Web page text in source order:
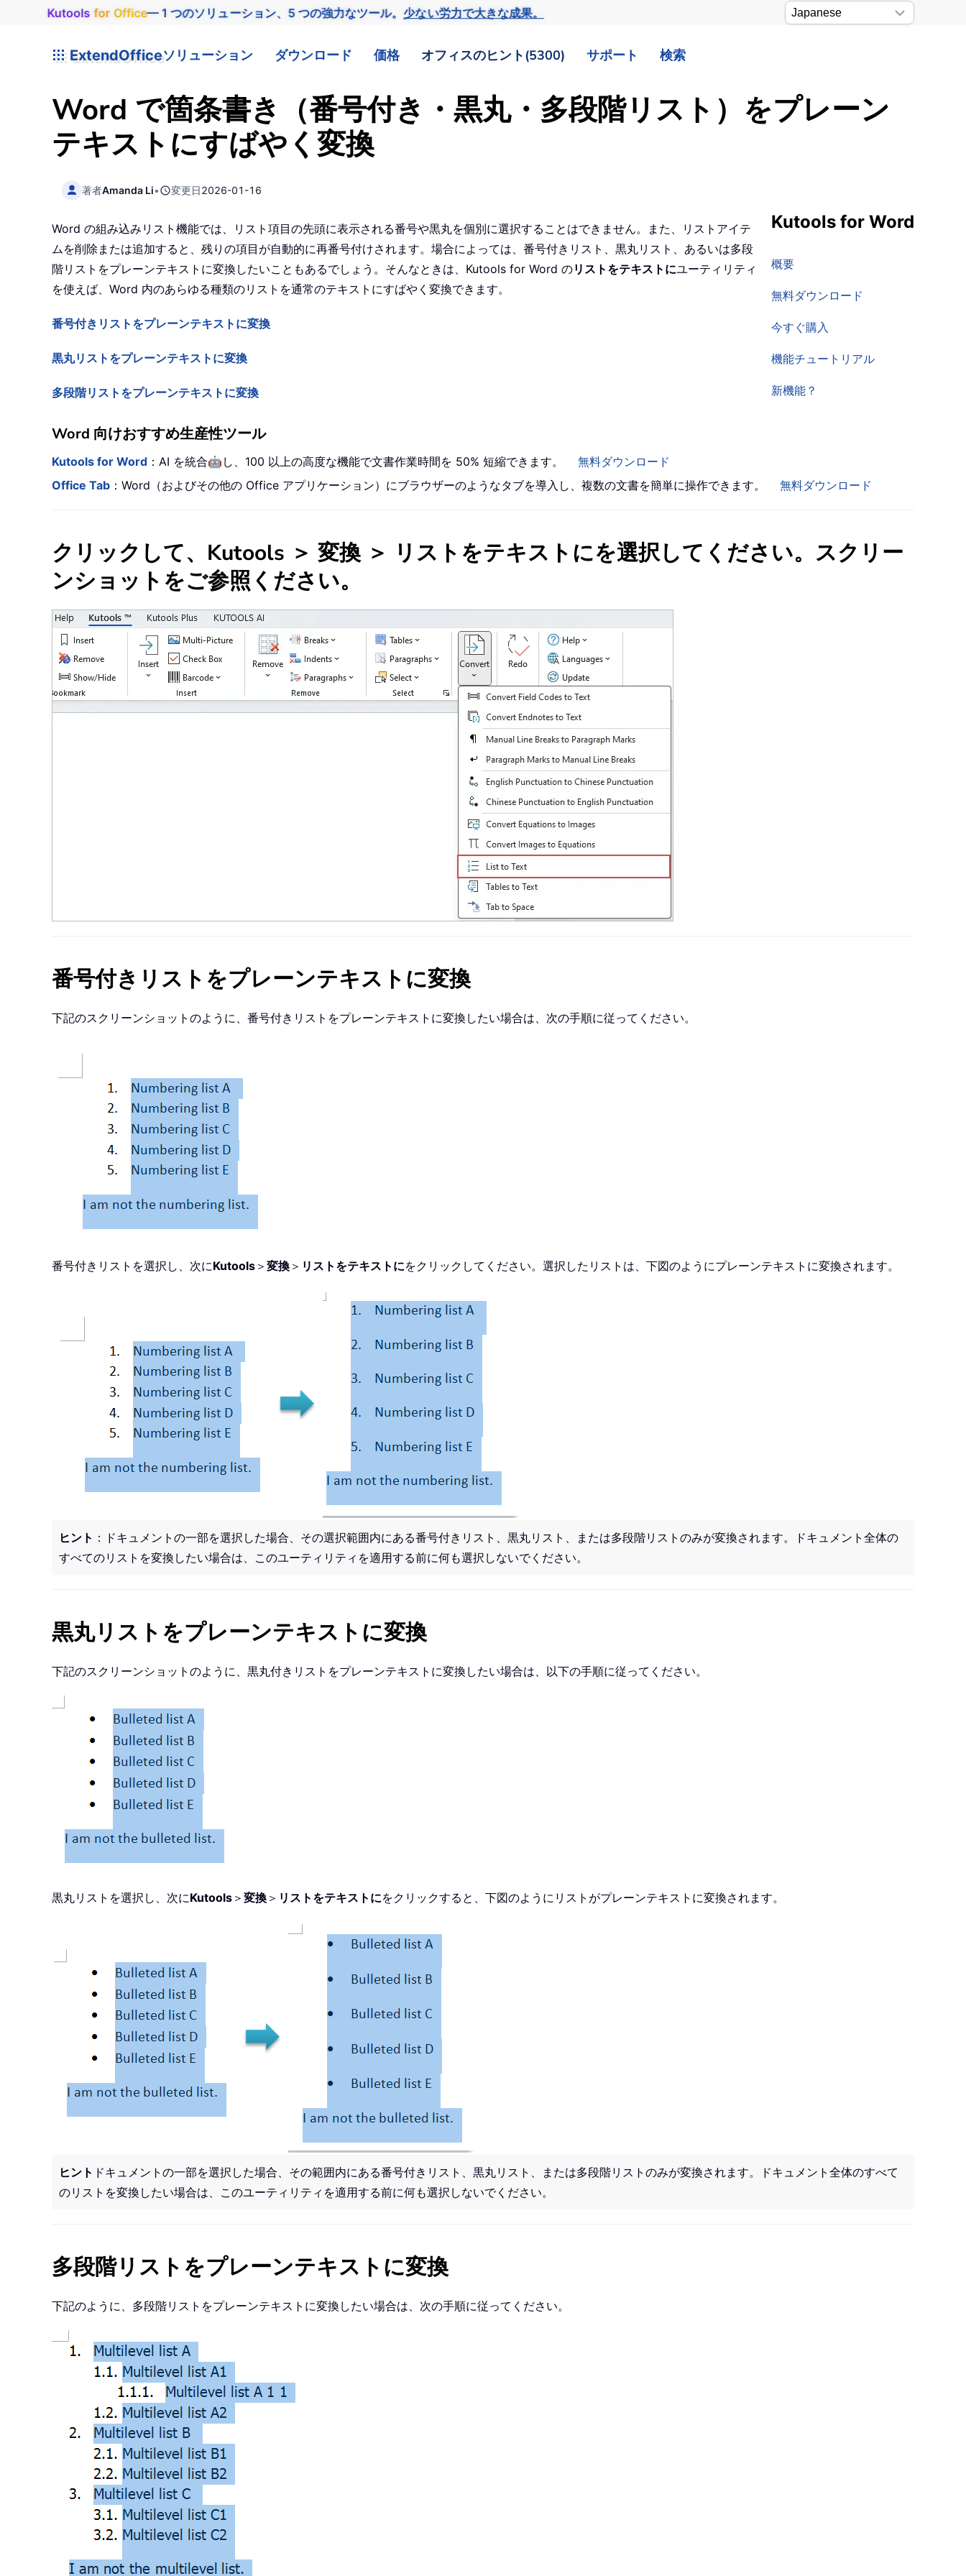
Kutools for Office— 1 つのソリューション、5 つの強力なツール。少ない労力で大きな成果。
ExtendOfficeソリューション ダウンロード 価格 オフィスのヒント(5300) サポート 検索
Word で箇条書き（番号付き・黒丸・多段階リスト）をプレーン
テキストにすばやく変換
著者Amanda Li• 変更日2026-01-16
Kutools for Word
概要
無料ダウンロード
今すぐ購入
機能チュートリアル
新機能？
Word の組み込みリスト機能では、リスト項目の先頭に表示される番号や黒丸を個別に選択することはできません。また、リストアイテ
ムを削除または追加すると、残りの項目が自動的に再番号付けされます。場合によっては、番号付きリスト、黒丸リスト、あるいは多段
階リストをプレーンテキストに変換したいこともあるでしょう。そんなときは、Kutools for Word のリストをテキストにユーティリティ
を使えば、Word 内のあらゆる種類のリストを通常のテキストにすばやく変換できます。
番号付きリストをプレーンテキストに変換
黒丸リストをプレーンテキストに変換
多段階リストをプレーンテキストに変換
Word 向けおすすめ生産性ツール
Kutools for Word ：AI を統合🤖 し、100 以上の高度な機能で文書作業時間を 50% 短縮できます。
無料ダウンロード
Office Tab ：Word（およびその他の Office アプリケーション）にブラウザーのようなタブを導入し、複数の文書を簡単に操作できます。 無料ダウンロード
クリックして、 Kutools ＞ 変換 ＞ リストをテキストにを選択してください。スクリー
ンショットをご参照ください。
番号付きリストをプレーンテキストに変換
下記のスクリーンショットのように、番号付きリストをプレーンテキストに変換したい場合は、次の手順に従ってください。
番号付きリストを選択し、次にKutools ＞ 変換 ＞ リストをテキストにをクリックしてください。選択したリストは、下図のようにプレーンテキストに変換されます。
ヒント ：ドキュメントの一部を選択した場合、その選択範囲内にある番号付きリスト、黒丸リスト、または多段階リストのみが変換されます。ドキュメント全体の
すべてのリストを変換したい場合は、このユーティリティを適用する前に何も選択しないでください。
黒丸リストをプレーンテキストに変換
下記のスクリーンショットのように、黒丸付きリストをプレーンテキストに変換したい場合は、以下の手順に従ってください。
黒丸リストを選択し、次にKutools ＞ 変換 ＞ リストをテキストにをクリックすると、下図のようにリストがプレーンテキストに変換されます。
ヒント ドキュメントの一部を選択した場合、その範囲内にある番号付きリスト、黒丸リスト、または多段階リストのみが変換されます。ドキュメント全体のすべて
のリストを変換したい場合は、このユーティリティを適用する前に何も選択しないでください。
多段階リストをプレーンテキストに変換
下記のように、多段階リストをプレーンテキストに変換したい場合は、次の手順に従ってください。